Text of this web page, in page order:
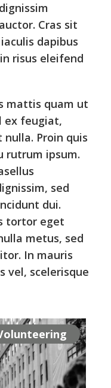
Cras sit
dapibus
risus eleifend
mattis quam ut
ex feugiat,
Proin quis
rutrum ipsum.
sed
dui.
tortor eget
metus, sed
In mauris
vel, scelerisque
Projects
Events
Projects
Projects
Volunteering
Projects
Volunteering
Projects
Events